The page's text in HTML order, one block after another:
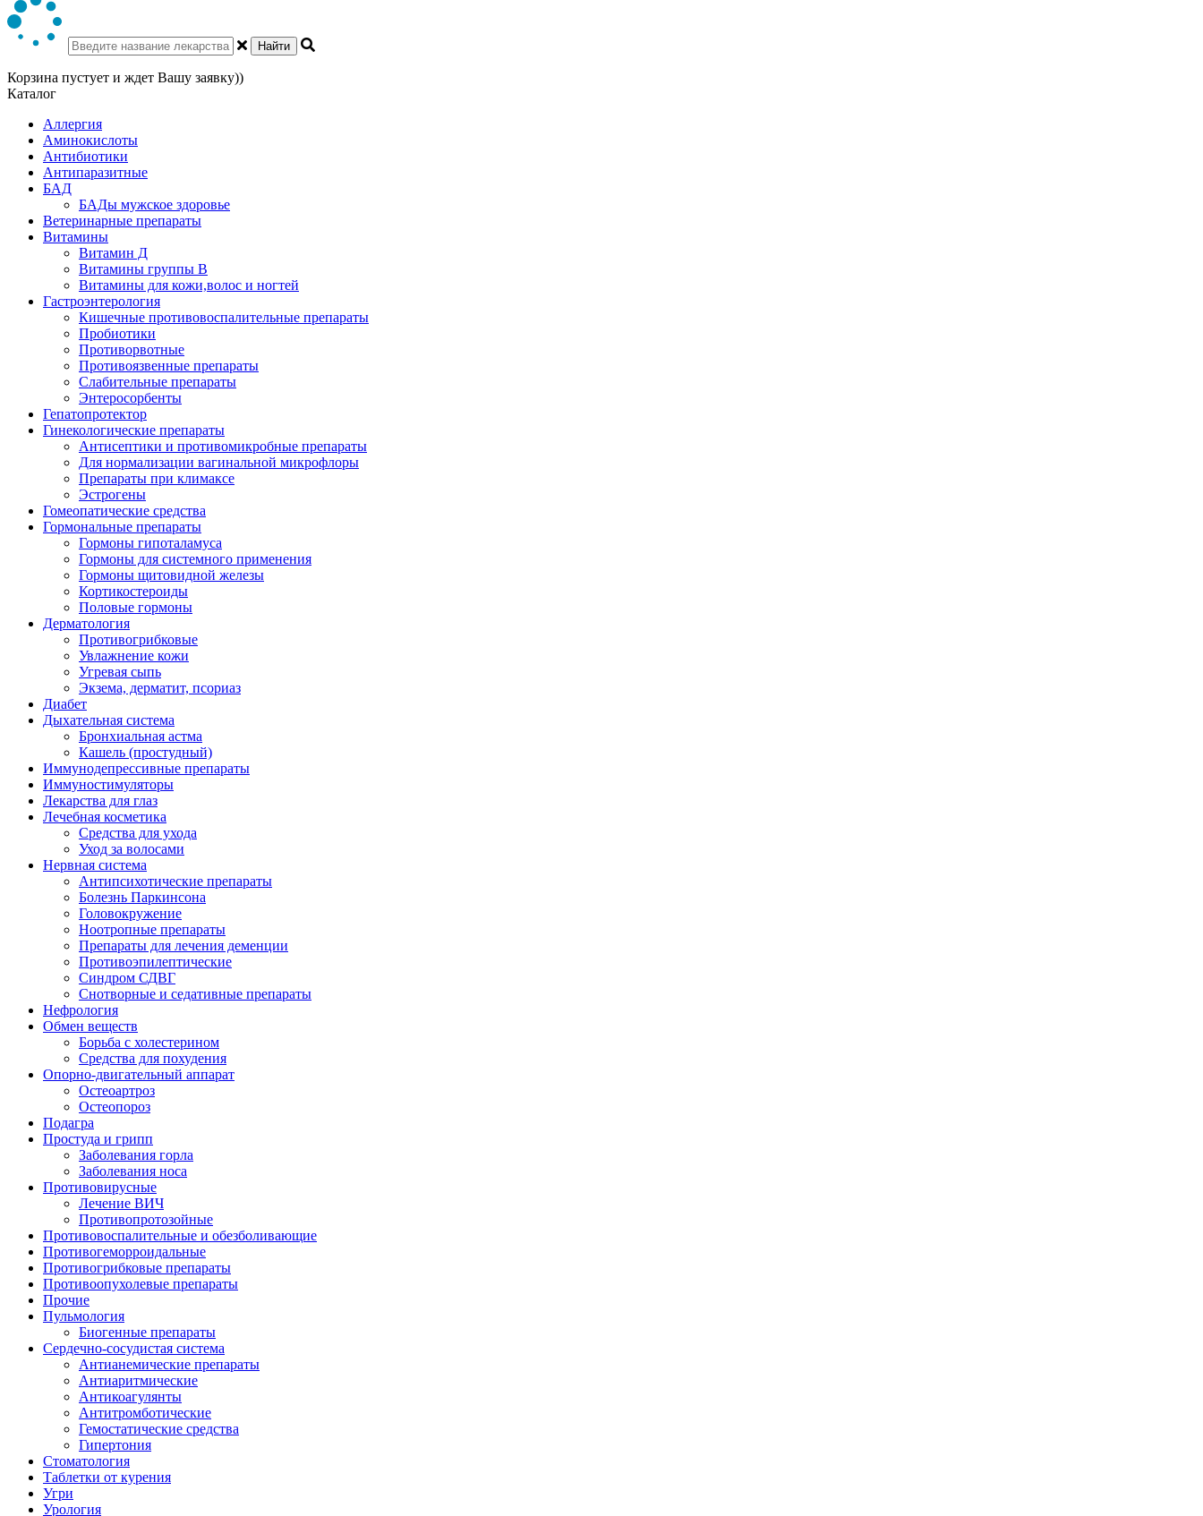
Найти
Корзина пустует и ждет Вашу заявку))
Каталог
Аллергия
Аминокислоты
Антибиотики
Антипаразитные
БАД
БАДы мужское здоровье
Ветеринарные препараты
Витамины
Витамин Д
Витамины группы В
Витамины для кожи,волос и ногтей
Гастроэнтерология
Кишечные противовоспалительные препараты
Пробиотики
Противорвотные
Противоязвенные препараты
Слабительные препараты
Энтеросорбенты
Гепатопротектор
Гинекологические препараты
Антисептики и противомикробные препараты
Для нормализации вагинальной микрофлоры
Препараты при климаксе
Эстрогены
Гомеопатические средства
Гормональные препараты
Гормоны гипоталамуса
Гормоны для системного применения
Гормоны щитовидной железы
Кортикостероиды
Половые гормоны
Дерматология
Противогрибковые
Увлажнение кожи
Угревая сыпь
Экзема, дерматит, псориаз
Диабет
Дыхательная система
Бронхиальная астма
Кашель (простудный)
Иммунодепрессивные препараты
Иммуностимуляторы
Лекарства для глаз
Лечебная косметика
Средства для ухода
Уход за волосами
Нервная система
Антипсихотические препараты
Болезнь Паркинсона
Головокружение
Ноотропные препараты
Препараты для лечения деменции
Противоэпилептические
Синдром СДВГ
Снотворные и седативные препараты
Нефрология
Обмен веществ
Борьба с холестерином
Средства для похудения
Опорно-двигательный аппарат
Остеоартроз
Остеопороз
Подагра
Простуда и грипп
Заболевания горла
Заболевания носа
Противовирусные
Лечение ВИЧ
Противопротозойные
Противовоспалительные и обезболивающие
Противогеморроидальные
Противогрибковые препараты
Противоопухолевые препараты
Прочие
Пульмология
Биогенные препараты
Сердечно-сосудистая система
Антианемические препараты
Антиаритмические
Антикоагулянты
Антитромботические
Гемостатические средства
Гипертония
Стоматология
Таблетки от курения
Угри
Урология